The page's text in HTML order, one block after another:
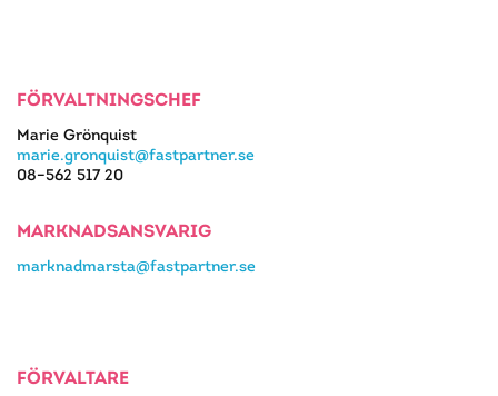
FÖRVALTNINGSCHEF
Marie Grönquist
marie.gronquist@fastpartner.se
08–562 517 20
MARKNADSANSVARIG
marknadmarsta@fastpartner.se
FÖRVALTARE